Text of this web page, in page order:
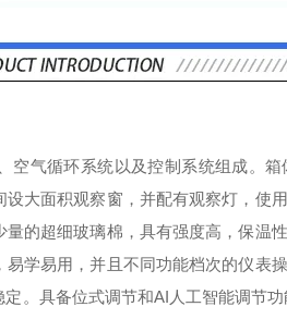
空气循环系统以及控制系统组成。
大面积观察窗，并配有观察灯，使
的超细玻璃棉，具有强度高，保温
学易用，并且不同功能档次的仪表
定。具备位式调节和AI人工智能调节